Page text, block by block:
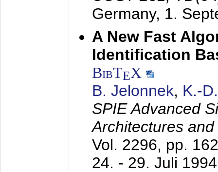
Germany, 1.
A New Fast
Identification
BibTEX
B. Jelonnek, K.-
SPIE Advanced
Architectures
Vol. 2296, pp.
24. - 29. Juli 1994